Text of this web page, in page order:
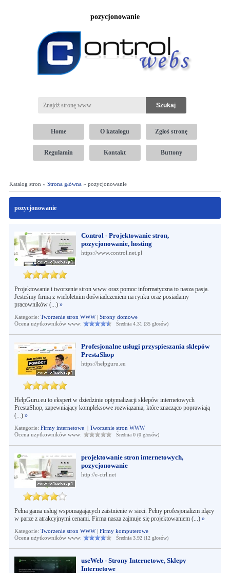
pozycjonowanie
Home O katalogu Zgłoś stronę
Regulamin Kontakt Buttony
Katalog stron » Strona główna» pozycjonowanie
pozycjonowanie
Control - Projektowanie stron,
pozycjonowanie, hosting
https://www.control.net.pl
Projektowanie i tworzenie stron www oraz pomoc informatyczna to nasza pasja.
Jesteśmy firmą z wieloletnim doświadczeniem na rynku oraz posiadamy
pracowników (...) »
Kategorie: Tworzenie stron WWW| Strony domowe
Ocena użytkowników www:
Średnia 4.31 (35 głosów)
Profesjonalne usługi przyspieszania sklepów
PrestaShop
https://helpguru.eu
HelpGuru.eu to ekspert w dziedzinie optymalizacji sklepów internetowych
PrestaShop, zapewniający kompleksowe rozwiązania, które znacząco poprawiają
(...) »
Kategorie: Firmy internetowe | Tworzenie stron WWW
Ocena użytkowników www:
Średnia 0 (0 głosów)
projektowanie stron internetowych,
pozycjonowanie
http://e-ctrl.net
Pełna gama usług wspomagających zaistnienie w sieci. Pełny profesjonalizm idący
w parze z atrakcyjnymi cenami. Firma nasza zajmuje się projektowaniem (...) »
Kategorie: Tworzenie stron WWW| Firmy komputerowe
Ocena użytkowników www:
Średnia 3.92 (12 głosów)
useWeb - Strony Internetowe, Sklepy
Internetowe